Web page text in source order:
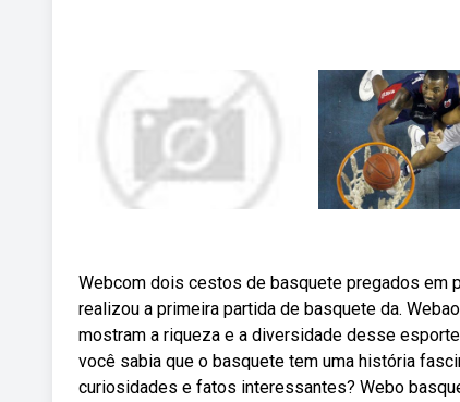
Webcom dois cestos de basquete pregados em
realizou a primeira partida de basquete da.
mostram a riqueza e a diversidade desse
você sabia que o basquete tem uma história
curiosidades e fatos interessantes? Webo